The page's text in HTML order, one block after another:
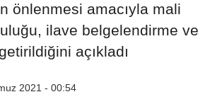
önlenmesi amacıyla mali
ilave belgelendirme ve
açıkladı
2021 - 00:54